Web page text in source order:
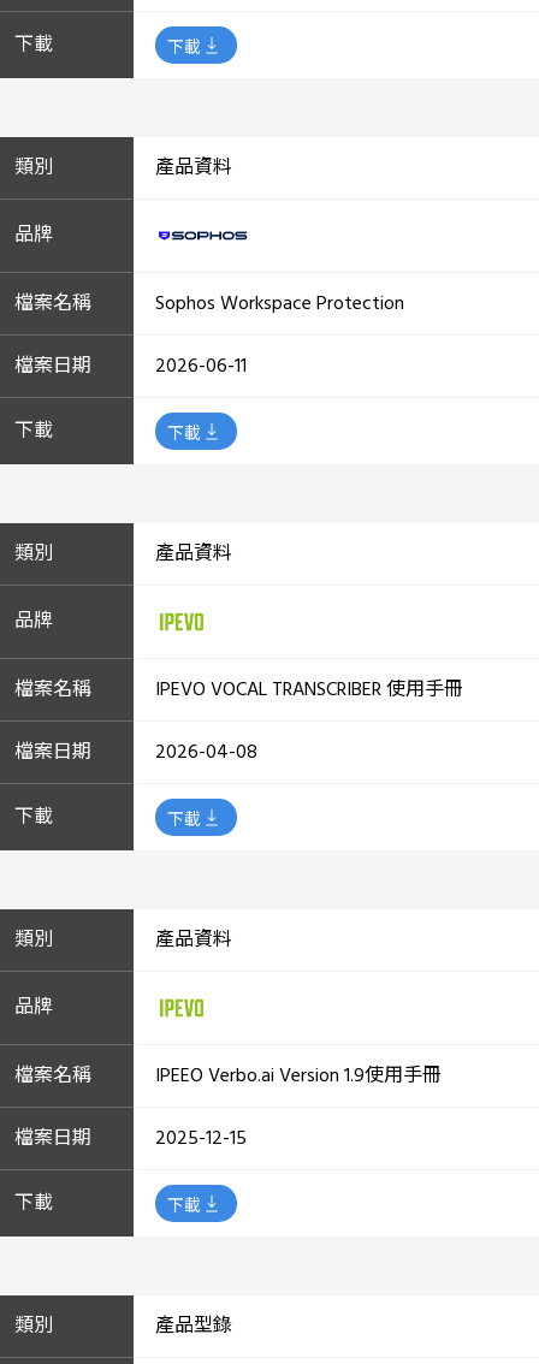
下載
產品資料
Sophos Workspace Protection
2026-06-11
下載
產品資料
IPEVO VOCAL TRANSCRIBER 使用手冊
2026-04-08
下載
產品資料
IPEEO Verbo.ai Version 1.9使用手冊
2025-12-15
下載
產品型錄